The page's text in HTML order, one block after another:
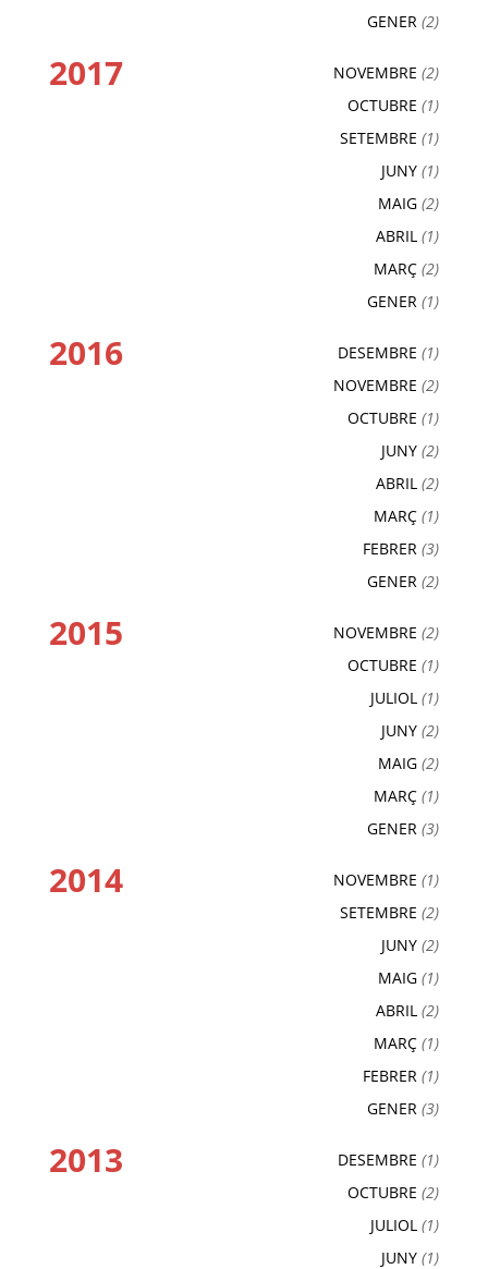
GENER (2)
2017 NOVEMBRE (2)
OCTUBRE (1)
SETEMBRE (1)
JUNY (1)
MAIG (2)
ABRIL (1)
MARÇ (2)
GENER (1)
2016 DESEMBRE (1)
NOVEMBRE (2)
OCTUBRE (1)
JUNY (2)
ABRIL (2)
MARÇ (1)
FEBRER (3)
GENER (2)
2015 NOVEMBRE (2)
OCTUBRE (1)
JULIOL (1)
JUNY (2)
MAIG (2)
MARÇ (1)
GENER (3)
2014 NOVEMBRE (1)
SETEMBRE (2)
JUNY (2)
MAIG (1)
ABRIL (2)
MARÇ (1)
FEBRER (1)
GENER (3)
2013 DESEMBRE (1)
OCTUBRE (2)
JULIOL (1)
JUNY (1)